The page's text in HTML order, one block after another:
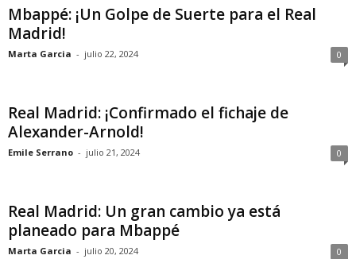
Mbappé: ¡Un Golpe de Suerte para el Real
Madrid!
Marta Garcia - julio 22, 2024 0
Real Madrid: ¡Confirmado el fichaje de
Alexander-Arnold!
Emile Serrano - julio 21, 2024 0
Real Madrid: Un gran cambio ya está
planeado para Mbappé
Marta Garcia - julio 20, 2024 0